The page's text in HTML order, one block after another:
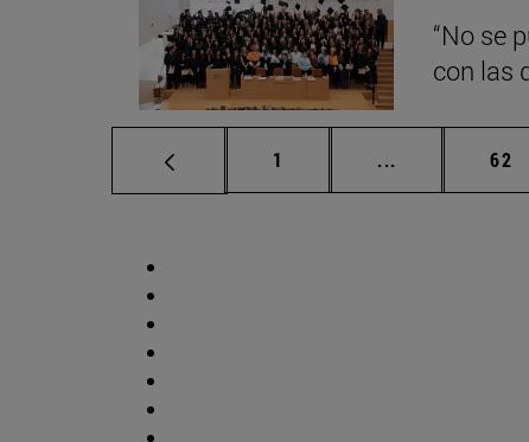
“No se
con las
Página
1 ... Páginas 62